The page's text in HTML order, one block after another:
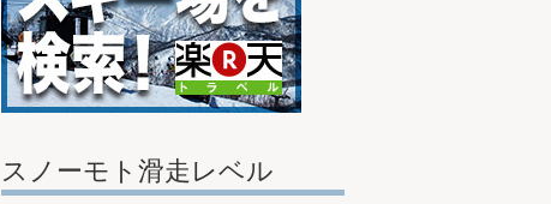
スノーモト滑走レベル